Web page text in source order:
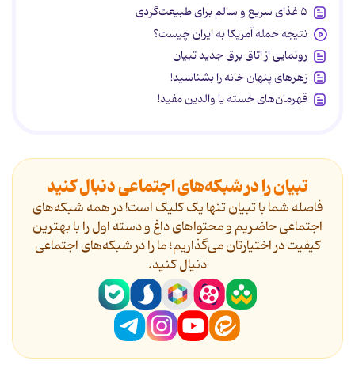
۵ غذای سریع و سالم برای طبیعت‌گردی
نتیجه حمله آمریکا به ایران چیست؟
رونمایی از اتاق برق جدید تبیان
زهرهای پنهان خانه را بشناسید!
قهرمان‌های خسته یا والدین مفید!
تبیان را در شبکه‌های اجتماعی دنبال کنید
فاصله شما با تبیان تنها یک کلیک است! در همه شبکه‌های
اجتماعی حاضریم و محتواهای داغ و دسته اول را با بهترین
کیفیت در اختیارتان می‌گذاریم؛ ما را در شبکه‌های اجتماعی
دنیال کنید.